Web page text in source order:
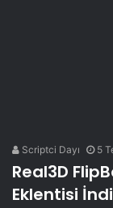
Scriptci Dayı 5
Real3D
Eklentisi